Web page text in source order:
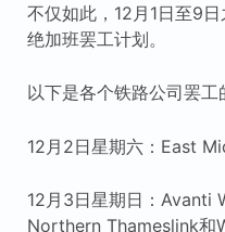
不仅如此，12月1日至9
绝加班罢工计划。
以下是各个铁路公司罢工
12月2日星期六：East
12月3日星期日：Avanti
Northern Thameslink和